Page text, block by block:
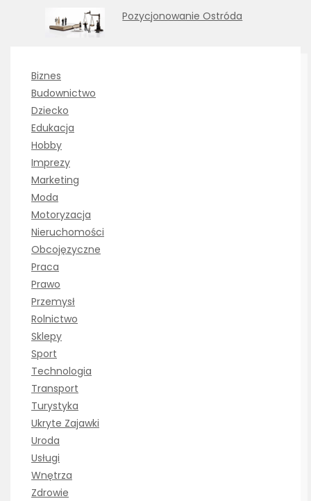
Pozycjonowanie Ostróda
Biznes
Budownictwo
Dziecko
Edukacja
Hobby
Imprezy
Marketing
Moda
Motoryzacja
Nieruchomości
Obcojęzyczne
Praca
Prawo
Przemysł
Rolnictwo
Sklepy
Sport
Technologia
Transport
Turystyka
Ukryte Zajawki
Uroda
Usługi
Wnętrza
Zdrowie